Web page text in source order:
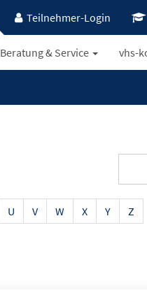
Teilnehmer-Login
Beratung & Service vhs-
U V W X Y Z